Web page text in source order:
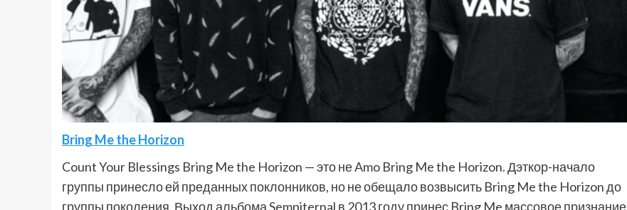
Bring Me the Horizon
Count Your Blessings Bring Me the Horizon — это не Amo Bring Me the Horizon. Дэткор-начало
группы принесло ей преданных поклонников, но не обещало возвысить Bring Me the Horizon до
группы поколения. Выход альбома Sempiternal в 2013 году принес Bring Me массовое признание